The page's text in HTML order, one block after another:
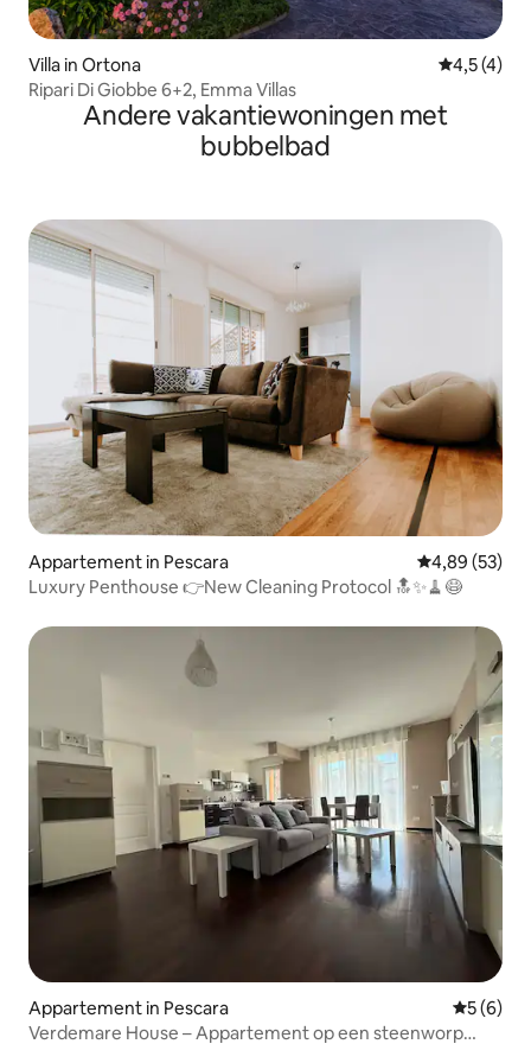
Villa in Ortona
4,5 (4)
Ripari Di Giobbe 6+2, Emma Villas
Andere vakantiewoningen met
bubbelbad
Appartement in Pescara Gemiddelde
4,89 (53)
Luxury Penthouse 👉New Cleaning Protocol 🔝✨🧹😷
Appartement in Pescara
5 (6)
Verdemare House – Appartement op een steenworp